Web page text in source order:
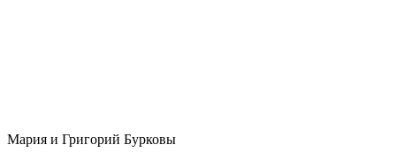
Мария и Григорий Бурковы